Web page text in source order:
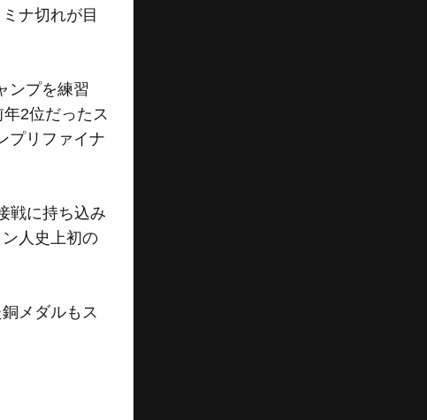
ナ切れが目
ンプを練習
2位だったス
プリファイナ
戦に持ち込み
人史上初の
メダルもス